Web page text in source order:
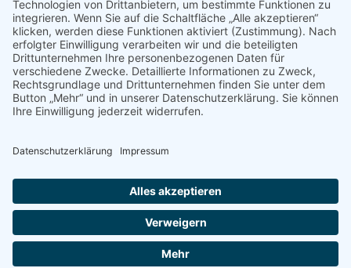
Presseaussendungen
Presse
Presseinformationen abonnieren
ÜBER UNS
Naturschutzbund
Naturschutzjugend
Sponsoren & Partner
Impressum